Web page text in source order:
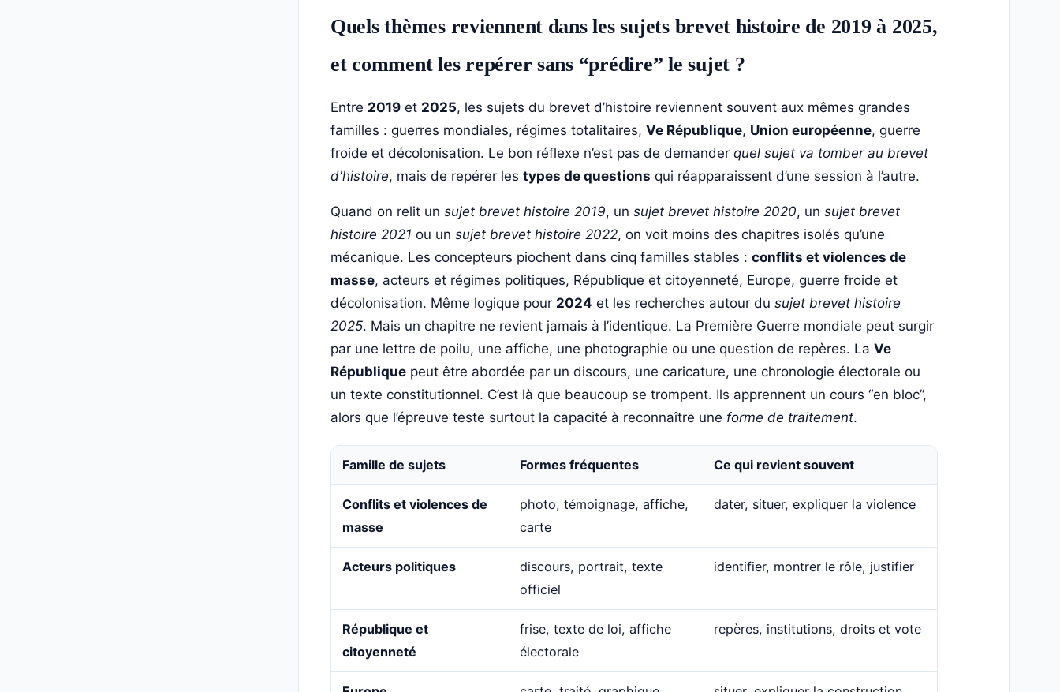
Quels thèmes reviennent dans les sujets brevet histoire de 2019 à 2025,
et comment les repérer sans “prédire” le sujet ?
Entre 2019et 2025, les sujets du brevet d’histoire reviennent souvent aux mêmes grandes
familles : guerres mondiales, régimes totalitaires, Ve République, Union européenne, guerre
froide et décolonisation. Le bon réflexe n’est pas de demander quel sujet va tomber au brevet
d'histoire, mais de repérer les types de questions qui réapparaissent d’une session à l’autre.
Quand on relit un sujet brevet histoire 2019, un sujet brevet histoire 2020, un sujet brevet
histoire 2021 ou un sujet brevet histoire 2022, on voit moins des chapitres isolés qu’une
mécanique. Les concepteurs piochent dans cinq familles stables : conflits et violences de
masse, acteurs et régimes politiques, République et citoyenneté, Europe, guerre froide et
décolonisation. Même logique pour 2024 et les recherches autour du sujet brevet histoire
2025. Mais un chapitre ne revient jamais à l’identique. La Première Guerre mondiale peut surgir
par une lettre de poilu, une affiche, une photographie ou une question de repères. La Ve
Républiquepeut être abordée par un discours, une caricature, une chronologie électorale ou
un texte constitutionnel. C’est là que beaucoup se trompent. Ils apprennent un cours “en bloc”,
alors que l’épreuve teste surtout la capacité à reconnaître une forme de traitement.
Famille de sujets Formes fréquentes Ce qui revient souvent
Conflits et violences de
masse
photo, témoignage, affiche,
carte
dater, situer, expliquer la violence
Acteurs politiques
discours, portrait, texte
officiel
identifier, montrer le rôle, justifier
République et
citoyenneté
frise, texte de loi, affiche
électorale
repères, institutions, droits et vote